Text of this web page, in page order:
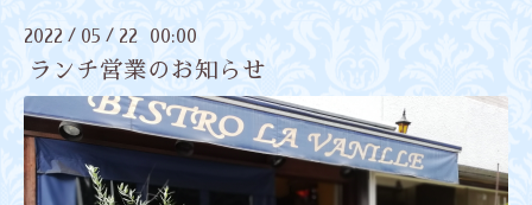
2022 / 05 / 22 00:00
ランチ営業のお知らせ